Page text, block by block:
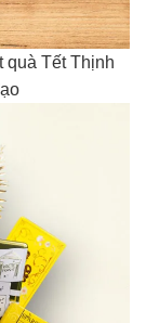
quà Tết Thịnh